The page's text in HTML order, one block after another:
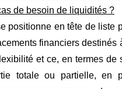
de besoin de liquidités ?
positionne en tête de liste
financiers destinés
et ce, en termes de
totale ou partielle, en